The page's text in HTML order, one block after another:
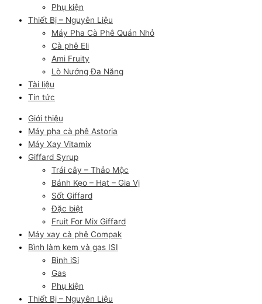
Phụ kiện
Thiết Bị – Nguyên Liệu
Máy Pha Cà Phê Quán Nhỏ
Cà phê Eli
Ami Fruity
Lò Nướng Đa Năng
Tài liệu
Tin tức
Giới thiệu
Máy pha cà phê Astoria
Máy Xay Vitamix
Giffard Syrup
Trái cây – Thảo Mộc
Bánh Kẹo – Hạt – Gia Vị
Sốt Giffard
Đặc biệt
Fruit For Mix Giffard
Máy xay cà phê Compak
Bình làm kem và gas ISI
Bình iSi
Gas
Phụ kiện
Thiết Bị – Nguyên Liệu